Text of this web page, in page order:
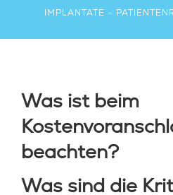
LEISTUNGEN
KOSTEN
SERVICE
IMPLANTATE –
Was ist beim
beachten?
Was sind die